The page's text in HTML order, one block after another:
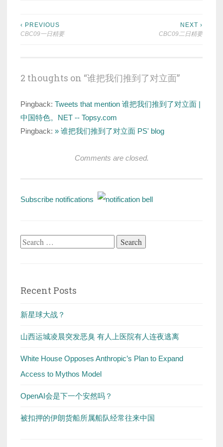
Post
‹ PREVIOUS
CBC09一日精要
NEXT ›
CBC09二日精要
2 thoughts on “谁把我们推到了对立面”
Pingback: Tweets that mention 谁把我们推到了对立面 |
中国特色。NET -- Topsy.com
Pingback: » 谁把我们推到了对立面 PS' blog
Comments are closed.
Subscribe notifications
Search
Recent Posts
新星球大战？
山西运城凌晨突发恶臭 有人上医院有人连夜逃离
White House Opposes Anthropic’s Plan to Expand
Access to Mythos Model
OpenAI会是下一个安然吗？
被扣押的伊朗货船所属船队经常往来中国